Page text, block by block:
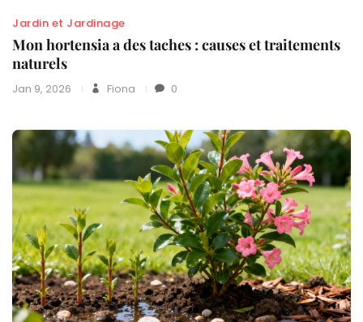
Jardin et Jardinage
Mon hortensia a des taches : causes et traitements
naturels
Jan 9, 2026 Fiona 0